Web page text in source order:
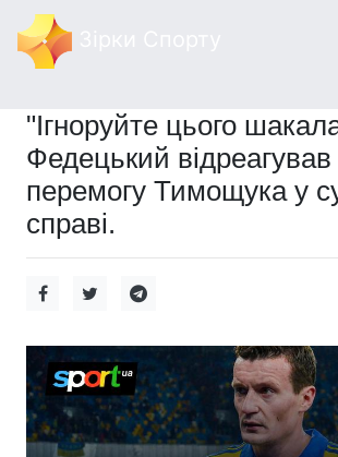
"Ігноруйте цього
Федецький
перемогу Тимощука у
справі.